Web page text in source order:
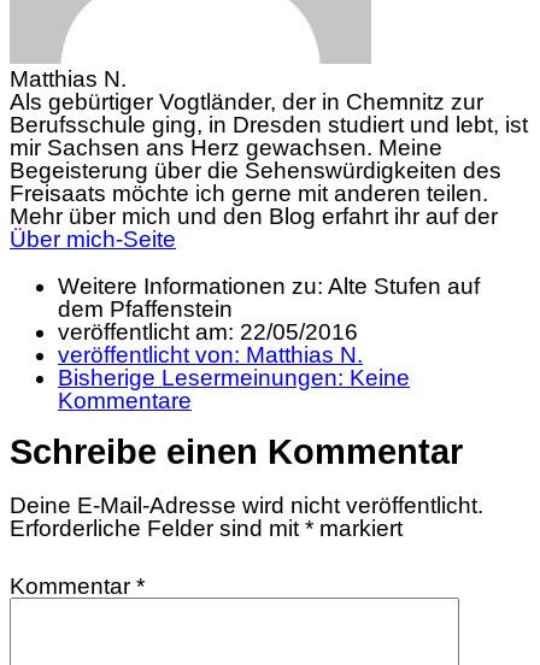
Matthias N.
Als gebürtiger Vogtländer, der in Chemnitz zur
Berufsschule ging, in Dresden studiert und lebt, ist
mir Sachsen ans Herz gewachsen. Meine
Begeisterung über die Sehenswürdigkeiten des
Freisaats möchte ich gerne mit anderen teilen.
Mehr über mich und den Blog erfahrt ihr auf der
Über mich-Seite
Weitere Informationen zu: Alte Stufen auf
dem Pfaffenstein
veröffentlicht am: 22/05/2016
veröffentlicht von: Matthias N.
Bisherige Lesermeinungen: Keine
Kommentare
Schreibe einen Kommentar
Deine E-Mail-Adresse wird nicht veröffentlicht.
Erforderliche Felder sind mit * markiert
Kommentar *